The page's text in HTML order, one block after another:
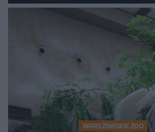
do rzeki
WARSZAWSKIE ZOO